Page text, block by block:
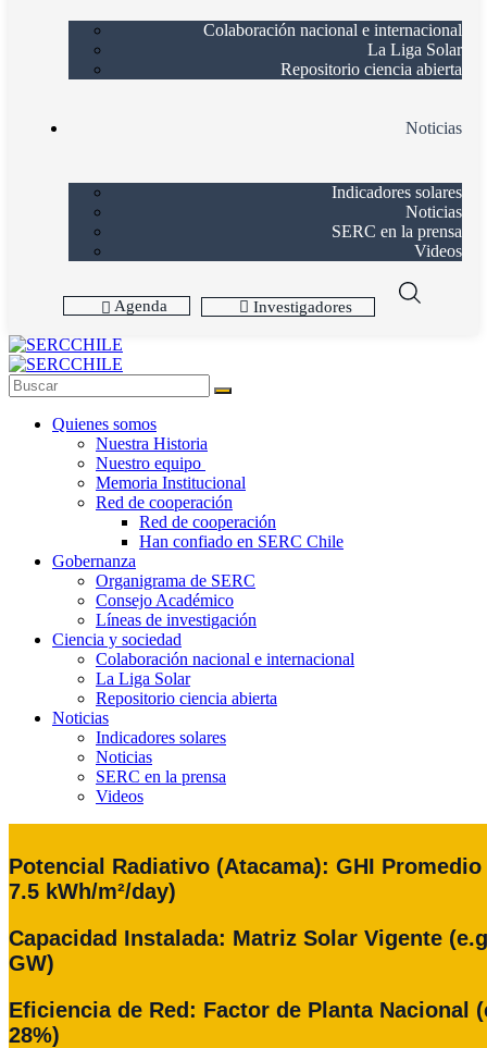
Colaboración nacional e internacional
La Liga Solar
Repositorio ciencia abierta
Noticias
Indicadores solares
Noticias
SERC en la prensa
Videos
Agenda Investigadores
Quienes somos
Nuestra Historia
Nuestro equipo
Memoria Institucional
Red de cooperación
Red de cooperación
Han confiado en SERC Chile
Gobernanza
Organigrama de SERC
Consejo Académico
Líneas de investigación
Ciencia y sociedad
Colaboración nacional e internacional
La Liga Solar
Repositorio ciencia abierta
Noticias
Indicadores solares
Noticias
SERC en la prensa
Videos
Potencial Radiativo (Atacama): GHI Promedio
7.5 kWh/m²/day)
Capacidad Instalada: Matriz Solar Vigente
GW)
Eficiencia de Red: Factor de Planta Nacional
28%)